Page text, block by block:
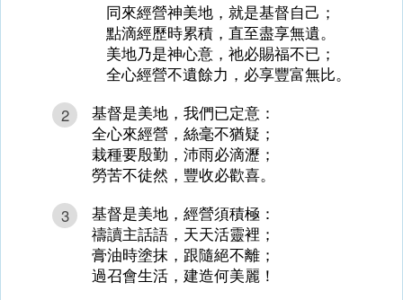
同來經營神美地，就是基督自己；
點滴經歷時累積，直至盡享無遺。
美地乃是神心意，祂必賜福不已；
全心經營不遺餘力，必享豐富無比。
2
基督是美地，我們已定意：
全心來經營，絲毫不猶疑；
栽種要殷勤，沛雨必滴瀝；
勞苦不徒然，豐收必歡喜。
3
基督是美地，經營須積極：
禱讀主話語，天天活靈裡；
膏油時塗抹，跟隨絕不離；
過召會生活，建造何美麗！